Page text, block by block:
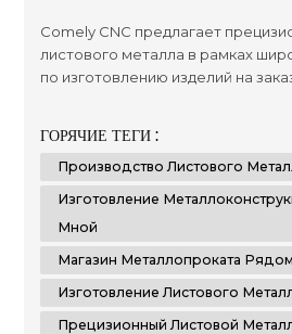
Comely CNC предлагает
листового металла в рамках
по изготовлению изделий на
использованием передовых
обеспечивая высочайший
каждом требуемом вами
передо...
ГОРЯЧИЕ ТЕГИ :
Производство Листового
Изготовление
Мной
Магазин Металлопроката
Изготовление Листового
Прецизионный Листовой